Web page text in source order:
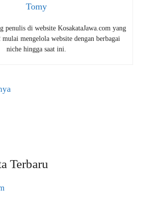
Tomy
penulis di website KosakataJawa.com yang
mulai mengelola website dengan berbagai
niche hingga saat ini.
Terbaru